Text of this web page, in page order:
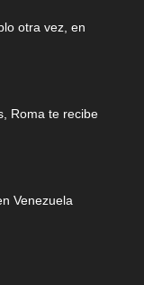
otra vez, en
Roma te recibe
Venezuela